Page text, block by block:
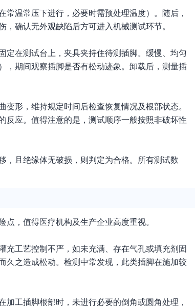
温常压下进行，必要时需预处理温度）。随后，
确认无外观缺陷后方可进入机械测试环节。
定在测试台上，夹具夹持住待测插脚。缓慢、均匀
，期间观察插脚是否有松动迹象。卸载后，测量插
形，维持规定时间后检查恢复情况及根部状态。
反应。值得注意的是，测试顺序一般按照非破坏性
，且绝缘体无破损，则判定为合格。所有测试数
，值得医疗机构及生产企业高度重视。
工艺控制不严，如未充满、存在气孔或填充剂固
久之造成松动。检测中常发现，此类插脚在施加较
工插脚根部时，未进行必要的倒角或圆角处理，